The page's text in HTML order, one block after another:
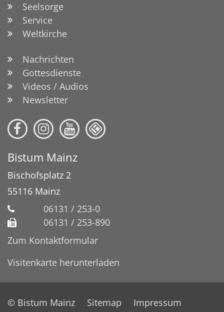
Seelsorge
Service
Weltkirche
Nachrichten
Gottesdienste
Videos / Audios
Newsletter
Bistum Mainz
Bischofsplatz 2
55116 Mainz
06131 / 253-0
06131 / 253-890
Zum Kontaktformular
Visitenkarte herunterladen
© Bistum Mainz Sitemap
Impressum